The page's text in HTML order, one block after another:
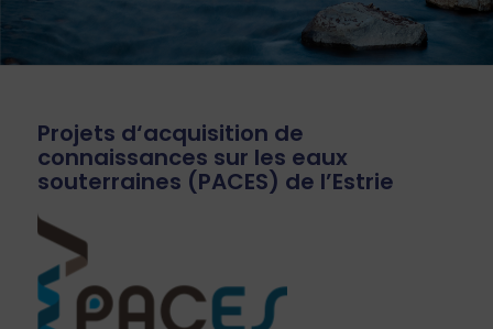
Projets d‘acquisition de
connaissances sur les eaux
souterraines (PACES) de l’Estrie